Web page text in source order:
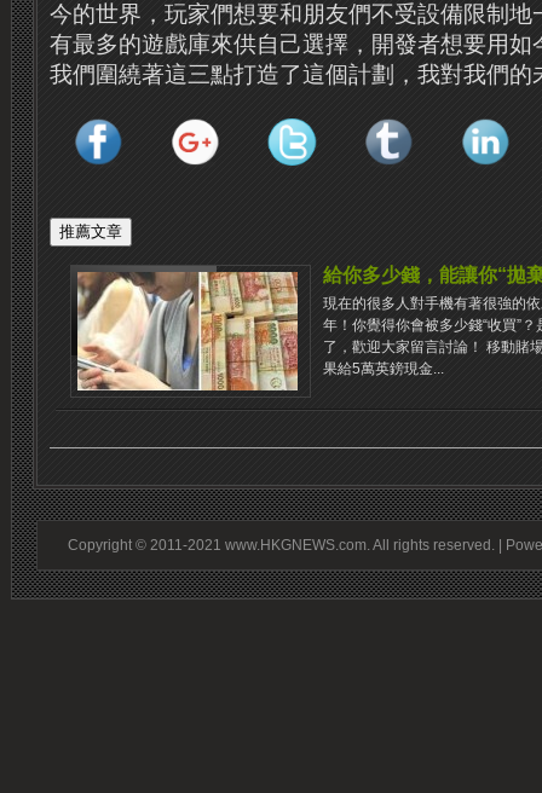
今的世界，玩家們想要和朋友們不受設備限制地
有最多的遊戲庫來供自己選擇，開發者想要用如
我們圍繞著這三點打造了這個計劃，我對我們的
給你多少錢，能讓你“拋
現在的很多人對手機有著很強的
年！你覺得你會被多少錢“收買”
了，歡迎大家留言討論！ 移動賭
果給5萬英鎊現金...
Copyright © 2011-2021 www.HKGNEWS.com. All rights reserved. |